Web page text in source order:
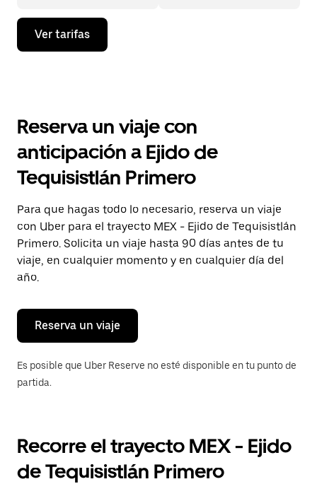
Presiona
flecha
el
y
selecciona
una
fecha.
Presiona
la
tecla Esc
para
cerrar
el
calendario.
Ver tarifas
Reserva un viaje con
anticipación a Ejido de
Tequisistlán Primero
Para que hagas todo lo necesario, reserva un viaje
con Uber para el trayecto MEX - Ejido de Tequisistlán
Primero. Solicita un viaje hasta 90 días antes de tu
viaje, en cualquier momento y en cualquier día del
año.
Reserva un viaje
Es posible que Uber Reserve no esté disponible en tu punto de
partida.
Recorre el trayecto MEX - Ejido
de Tequisistlán Primero